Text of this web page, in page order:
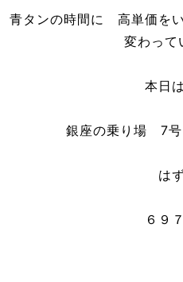
青タンの時間に 高単価を
変わって
本日
銀座の乗り場 7号
は
６９